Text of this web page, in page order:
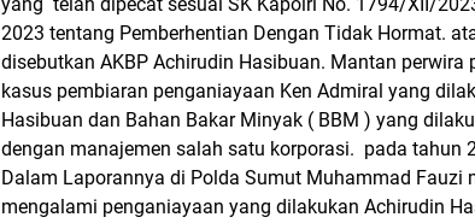
2023 tentang Pemberhentian Dengan Tidak Hormat.
disebutkan AKBP Achirudin Hasibuan. Mantan perwira
kasus pembiaran penganiayaan Ken Admiral yang
Hasibuan dan Bahan Bakar Minyak ( BBM ) yang
dengan manajemen salah satu korporasi. pada tahun
Dalam Laporannya di Polda Sumut Muhammad Fauzi
mengalami penganiayaan yang dilakukan Achirudin